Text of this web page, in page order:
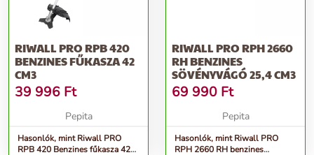
RIWALL PRO RPB 420
BENZINES FŰKASZA 42
CM3
39 996 Ft
Pepita
Hasonlók, mint Riwall PRO
RPB 420 Benzines fűkasza 42
RIWALL PRO RPH 2660
RH BENZINES
SÖVÉNYVÁGÓ 25,4 CM3
69 990 Ft
Pepita
Hasonlók, mint Riwall PRO
RPH 2660 RH benzines